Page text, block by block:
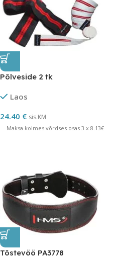
Põlveside 2 tk
Laos
24.40 € sis.KM
Maksa kolmes võrdses osas 3 x 8.13€
Tõstevöö PA3778